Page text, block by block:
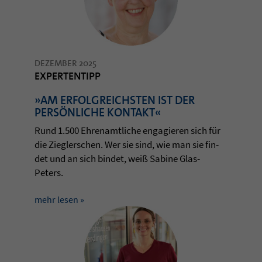
DEZEMBER 2025
EXPERTENTIPP
»AM ERFOLGREICHSTEN IST DER
PERSÖNLICHE KONTAKT«
Rund 1.500 Ehren­amt­li­che enga­gie­ren sich für
die Zieg­ler­schen. Wer sie sind, wie man sie fin­
det und an sich bin­det, weiß Sabine Glas-
Peters.
mehr lesen »